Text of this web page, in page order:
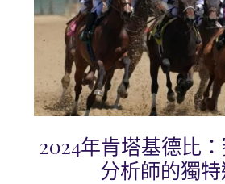
2024年肯塔基德比
分析師的獨